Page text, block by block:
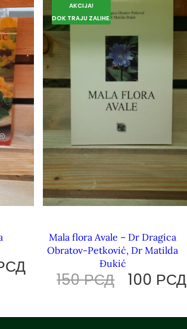
AKCIJA!
DOK TRAJU ZALIHE.
Mala flora Avale – Dr Dragica
Obratov-Petković, Dr Matilda
Đukić
150РСД 100 РСД